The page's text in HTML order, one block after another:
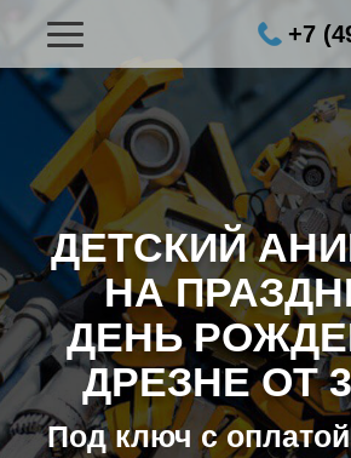
+7
ДЕТСКИЙ
НА
ДЕНЬ
ДРЕЗНЕ ОТ
Под ключ с